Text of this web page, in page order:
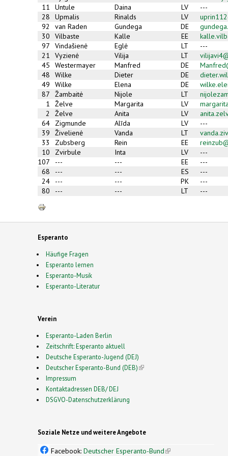
11
Untule Daina LV
---
28
Upmalis Rinalds LV
92
van Raden Gundega DE
30
Vilbaste Kalle EE
97
Vindašienė Eglė LT
---
21
Vyzienė Vilija LT
45
Westermayer Manfred DE
48
Wilke Dieter DE
49
Wilke Elena DE
87
Žambaitė Nijole LT
1
Želve Margarita LV
2
Želve Anita LV
64
Zigmunde Alīda LV
---
39
Živelienė Vanda LT
33
Zubsberg Rein EE
10
Zvirbule Inta LV
---
107
--- --- EE
---
68
--- --- ES
---
24
--- --- PK
---
80
--- --- LT ---
Esperanto
Häufige Fragen
Esperanto lernen
Esperanto-Musik
Esperanto-Literatur
Verein
Esperanto-Laden Berlin
Zeitschrift: Esperanto aktuell
Deutsche Esperanto-Jugend (DEJ)
Deutscher Esperanto-Bund (DEB)(link is external)
Impressum
Kontaktadressen DEB/ DEJ
DSGVO-Datenschutzerklärung
Soziale Netze und weitere Angebote
Facebook: Deutscher Esperanto-Bund(link is